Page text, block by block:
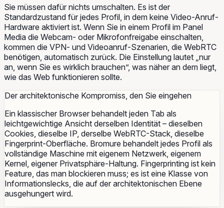
Sie müssen dafür nichts umschalten. Es ist der
Standardzustand für jedes Profil, in dem keine Video-Anruf-
Hardware aktiviert ist. Wenn Sie in einem Profil im Panel
Media die Webcam- oder Mikrofonfreigabe einschalten,
kommen die VPN- und Videoanruf-Szenarien, die WebRTC
benötigen, automatisch zurück. Die Einstellung lautet „nur
an, wenn Sie es wirklich brauchen”, was näher an dem liegt,
wie das Web funktionieren sollte.
Der architektonische Kompromiss, den Sie eingehen
Ein klassischer Browser behandelt jeden Tab als
leichtgewichtige Ansicht derselben Identität – dieselben
Cookies, dieselbe IP, derselbe WebRTC-Stack, dieselbe
Fingerprint-Oberfläche. Bromure behandelt jedes Profil als
vollständige Maschine mit eigenem Netzwerk, eigenem
Kernel, eigener Privatsphäre-Haltung. Fingerprinting ist kein
Feature, das man blockieren muss; es ist eine Klasse von
Informationslecks, die auf der architektonischen Ebene
ausgehungert wird.